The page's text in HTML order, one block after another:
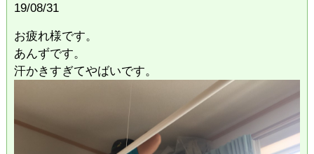
19/08/31
お疲れ様です。
あんずです。
汗かきすぎてやばいです。